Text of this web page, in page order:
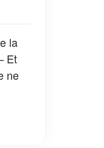
la
Et
ne